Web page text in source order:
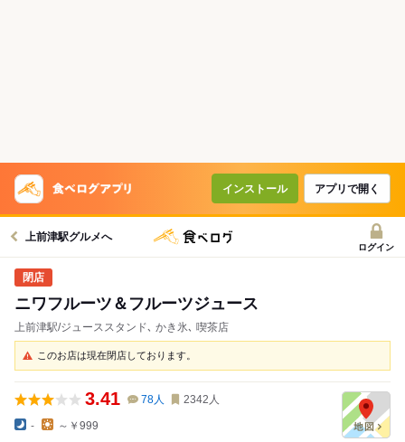
インストール アプリで開く
上前津駅グルメへ
ログイン
ニワフルーツ＆フルーツジュース
上前津駅/ジューススタンド､ かき氷､ 喫茶店
このお店は現在閉店しております。
3.41 78人 2342 人
- ～￥999